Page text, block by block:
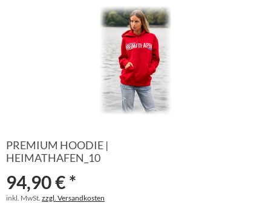
PREMIUM HOODIE |
HEIMATHAFEN_10
94,90 € *
inkl. MwSt. zzgl. Versandkosten